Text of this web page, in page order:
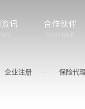
讯
合作伙伴
企业注册 保险代